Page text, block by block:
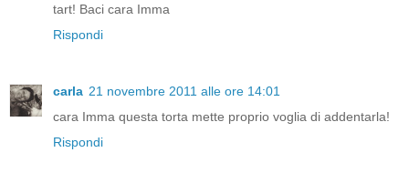
tart! Baci cara Imma
Rispondi
carla 21 novembre 2011 alle ore 14:01
cara Imma questa torta mette proprio voglia di addentarla!
Rispondi